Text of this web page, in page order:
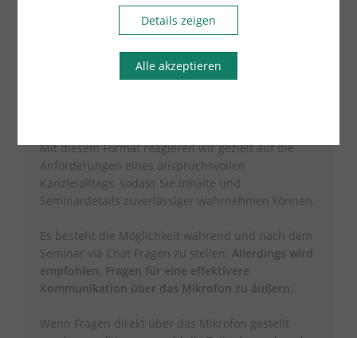
Hybridveranstaltungenkombinieren die
Vorteile von Präsenz- und Online-Teilnahme und
Mit diesem Format reagieren wir gezielt auf die
Anforderungen eines anspruchsvollen
Kanzleialltags, sodass Sie Inhalte und
Seminardetails zuverlässiger wahrnehmen können.
Es besteht die Möglichkeit während und nach dem
Seminar via Chat Fragen zu stellen. Allerdings wird
empfohlen, Fragen für eine effektivere
Kommunikation über das Mikrofon zu äußern.
Wenn Fragen direkt über das Mikrofon gestellt
Details zeigen
Alle akzeptieren